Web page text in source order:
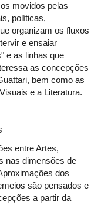
movidos pelas
políticas,
organizam os fluxos
e ensaiar
e as linhas que
as concepções
bem como as
e a Literatura.
entre Artes,
nas dimensões de
dos
são pensados e
a partir da